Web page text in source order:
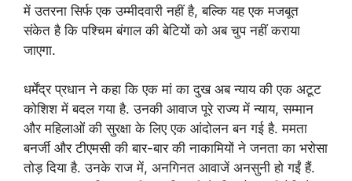
में उतरना सिर्फ एक उम्मीदवारी नहीं है, बल्कि यह एक मजबूत
संकेत है कि पश्चिम बंगाल की बेटियों को अब चुप नहीं कराया
जाएगा.
धर्मेंद्र प्रधान ने कहा कि एक मां का दुख अब न्याय की एक अटूट
कोशिश में बदल गया है. उनकी आवाज पूरे राज्य में न्याय, सम्मान
और महिलाओं की सुरक्षा के लिए एक आंदोलन बन गई है. ममता
बनर्जी और टीएमसी की बार-बार की नाकामियों ने जनता का भरोसा
तोड़ दिया है. उनके राज में, अनगिनत आवाजें अनसुनी हो गईं हैं.